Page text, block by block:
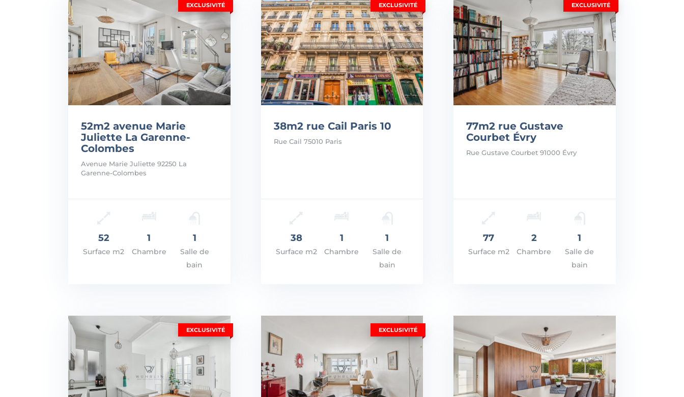
EXCLUSIVITÉ
VOIR LES DÉTAILS
52m2 avenue Marie
Juliette La Garenne-
Colombes
Avenue Marie Juliette 92250 La
Garenne-Colombes
52
Surface m2
1
Chambre
1
Salle de
bain
EXCLUSIVITÉ
VOIR LES DÉTAILS
38m2 rue Cail Paris 10
Rue Cail 75010 Paris
38
Surface m2
1
Chambre
1
Salle de
bain
EXCLUSIVITÉ
VOIR LES DÉTAILS
77m2 rue Gustave
Courbet Évry
Rue Gustave Courbet 91000 Évry
77
Surface m2
2
Chambre
1
Salle de
bain
EXCLUSIVITÉ EXCLUSIVITÉ